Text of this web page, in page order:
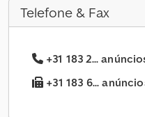
Telefone & Fax
+31 183 2...
+31 183 6...